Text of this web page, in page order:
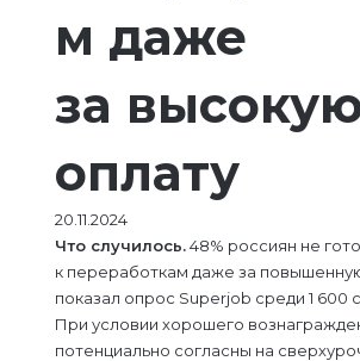
м даже
за
оплату
20.11.2024
Что случилось.48% россиян не
к переработкам даже за
показал опрос Superjob среди 1 600
При условии хорошего
потенциально согласны на